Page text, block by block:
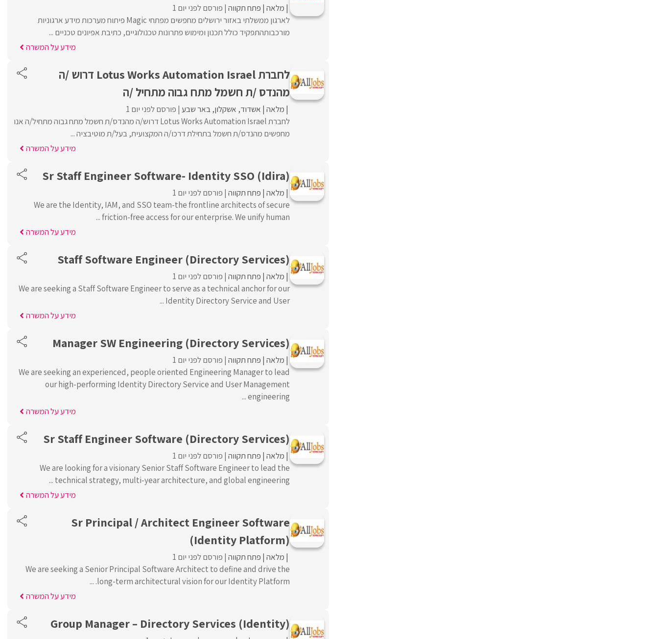
מלאה פתח תקווה פורסם לפני יום 1
לארגון ממשלתי באזור ירושלים מחפשים מפתחי Magic פיתוח מערכות מידע ארגוניות
מורכבותהתפקיד כולל תכנון ומימוש פתרונות טכנולוגיים, כתיבת אפיונים טכניים ...
מידע על המשרה
לחברת Lotus Works Automation Israel דרוש /ה
מהנדס /ת חשמל מתח גבוה מתחיל /ה
מלאה אשדוד אשקלון באר שבע פורסם לפני יום 1
לחברת Lotus Works Automation Israel דרוש/ה מהנדס/ת חשמל מתח גבוה מתחיל/ה אנו
מחפשים מהנדס/ת חשמל בתחילת דרכו/ה המקצועית, בעל/ת מוטיבציה ...
מידע על המשרה
Sr Staff Engineer Software- Identity SSO (Idira)
מלאה פתח תקווה פורסם לפני יום 1
We are the Identity, IAM, and SSO team-the frontline architects of secure
friction-free access for our enterprise. We unify human ...
מידע על המשרה
Staff Software Engineer (Directory Services)
מלאה פתח תקווה פורסם לפני יום 1
We are seeking a Staff Software Engineer to serve as a technical anchor for our
Identity Directory Service and User ...
מידע על המשרה
Manager SW Engineering (Directory Services)
מלאה פתח תקווה פורסם לפני יום 1
We are seeking an experienced, people oriented Engineering Manager to lead
our high-performing Identity Directory Service and User Management
engineering ...
מידע על המשרה
Sr Staff Engineer Software (Directory Services)
מלאה פתח תקווה פורסם לפני יום 1
We are looking for a visionary Senior Staff Software Engineer to lead the
technical strategy, multi-year architecture, and global engineering ...
מידע על המשרה
Sr Principal / Architect Engineer Software
(Identity Platform)
מלאה פתח תקווה פורסם לפני יום 1
We are seeking a Senior Principal Software Architect to define and drive the
long-term architectural vision for our Identity Platform. ...
מידע על המשרה
Group Manager – Directory Services (Identity)